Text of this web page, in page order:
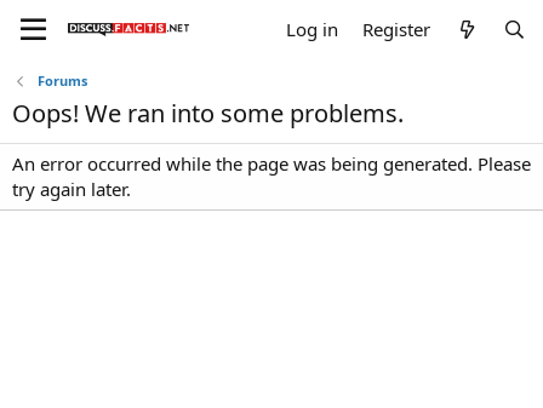
Log in Register
Forums
Oops! We ran into some problems.
An error occurred while the page was being generated. Please
try again later.